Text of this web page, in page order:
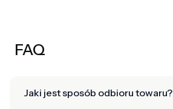
FAQ
Jaki jest sposób odbioru towaru?